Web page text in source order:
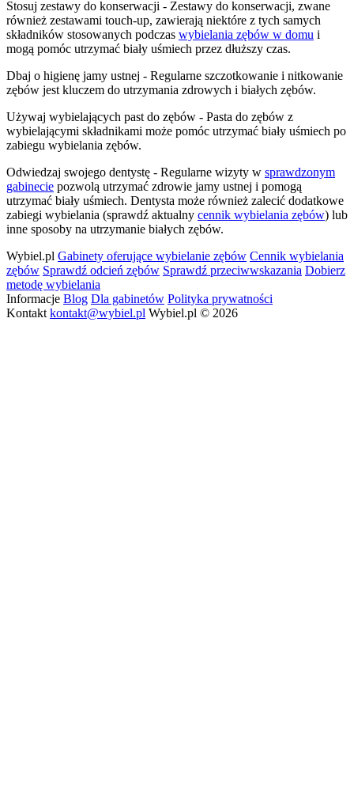
Stosuj zestawy do konserwacji - Zestawy do konserwacji, zwane
również zestawami touch-up, zawierają niektóre z tych samych
składników stosowanych podczas wybielania zębów w domu i
mogą pomóc utrzymać biały uśmiech przez dłuższy czas.
Dbaj o higienę jamy ustnej - Regularne szczotkowanie i nitkowanie
zębów jest kluczem do utrzymania zdrowych i białych zębów.
Używaj wybielających past do zębów - Pasta do zębów z
wybielającymi składnikami może pomóc utrzymać biały uśmiech po
zabiegu wybielania zębów.
Odwiedzaj swojego dentystę - Regularne wizyty w sprawdzonym
gabinecie pozwolą utrzymać zdrowie jamy ustnej i pomogą
utrzymać biały uśmiech. Dentysta może również zalecić dodatkowe
zabiegi wybielania (sprawdź aktualny cennik wybielania zębów) lub
inne sposoby na utrzymanie białych zębów.
Wybiel.pl Gabinety oferujące wybielanie zębów Cennik wybielania
zębów Sprawdź odcień zębów Sprawdź przeciwwskazania Dobierz
metodę wybielania
Informacje Blog Dla gabinetów Polityka prywatności
Kontakt kontakt@wybiel.pl Wybiel.pl © 2026